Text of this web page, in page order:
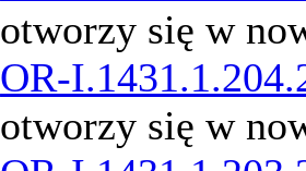
otworzy się w
OR-
otworzy się w